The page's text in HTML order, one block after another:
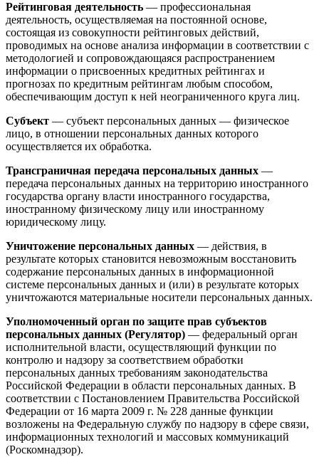
Рейтинговая деятельность — профессиональная
деятельность, осуществляемая на постоянной основе,
состоящая из совокупности рейтинговых действий,
проводимых на основе анализа информации в соответствии с
методологией и сопровождающаяся распространением
информации о присвоенных кредитных рейтингах и
прогнозах по кредитным рейтингам любым способом,
обеспечивающим доступ к ней неограниченного круга лиц.
Субъект — субъект персональных данных — физическое
лицо, в отношении персональных данных которого
осуществляется их обработка.
Трансграничная передача персональных данных —
передача персональных данных на территорию иностранного
государства органу власти иностранного государства,
иностранному физическому лицу или иностранному
юридическому лицу.
Уничтожение персональных данных — действия, в
результате которых становится невозможным восстановить
содержание персональных данных в информационной
системе персональных данных и (или) в результате которых
уничтожаются материальные носители персональных данных.
Уполномоченный орган по защите прав субъектов
персональных данных (Регулятор) — федеральный орган
исполнительной власти, осуществляющий функции по
контролю и надзору за соответствием обработки
персональных данных требованиям законодательства
Российской Федерации в области персональных данных. В
соответствии с Постановлением Правительства Российской
Федерации от 16 марта 2009 г. № 228 данные функции
возложены на Федеральную службу по надзору в сфере связи,
информационных технологий и массовых коммуникаций
(Роскомнадзор).